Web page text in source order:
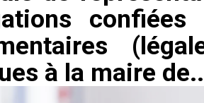
à la maire